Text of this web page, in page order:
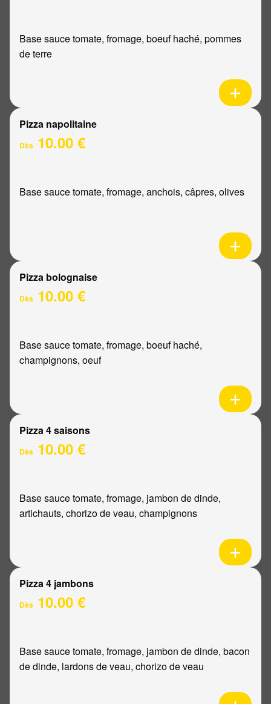
Base sauce tomate, fromage, boeuf haché, pommes
de terre
Pizza napolitaine
Dès 10.00 €
Base sauce tomate, fromage, anchois, câpres, olives
Pizza bolognaise
Dès 10.00 €
Base sauce tomate, fromage, boeuf haché,
champignons, oeuf
Pizza 4 saisons
Dès 10.00 €
Base sauce tomate, fromage, jambon de dinde,
artichauts, chorizo de veau, champignons
Pizza 4 jambons
Dès 10.00 €
Base sauce tomate, fromage, jambon de dinde, bacon
de dinde, lardons de veau, chorizo de veau